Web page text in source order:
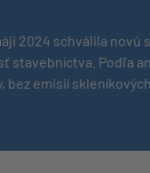
2024 schválila novú
stavebníctva. Podľa
bez emisií